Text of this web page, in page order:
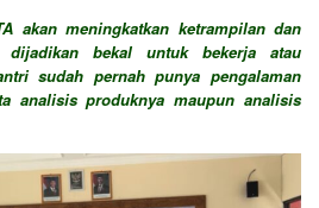
akan meningkatkan ketrampilan dan
bekal untuk bekerja atau
sudah pernah punya pengalaman
analisis produknya maupun analisis